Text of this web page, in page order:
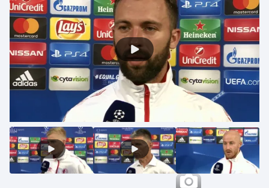
Parasport
Plavání
Plážový volejbal
Rychlobruslení
Rychlostní kanoistika